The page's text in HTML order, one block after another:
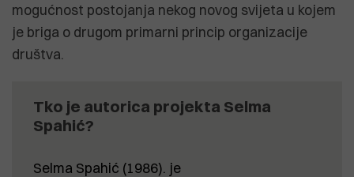
mogućnost postojanja nekog novog svijeta u kojem
je briga o drugom primarni princip organizacije
društva.
Tko je autorica projekta Selma
Spahić?
Selma Spahić (1986). je